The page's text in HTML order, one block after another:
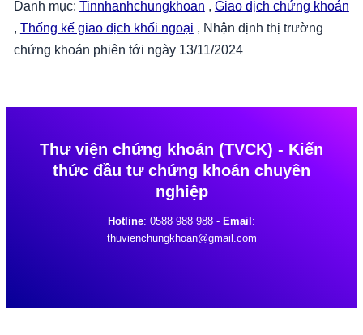
Danh mục: Tinnhanhchungkhoan , Giao dịch chứng khoán
, Thống kế giao dịch khối ngoại , Nhận định thị trường
chứng khoán phiên tới ngày 13/11/2024
Thư viện chứng khoán (TVCK) - Kiến
thức đầu tư chứng khoán chuyên
nghiệp
Hotline: 0588 988 988 - Email :
thuvienchungkhoan@gmail.com